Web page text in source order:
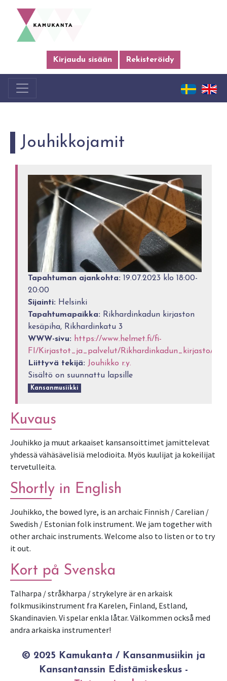
Kirjaudu sisään Rekisteröidy
Jouhikkojamit
Tapahtuman ajankohta: 19.07.2023 klo 18:00-
20:00
Sijainti: Helsinki
Tapahtumapaikka: Rikhardinkadun kirjaston
kesäpiha, Rikhardinkatu 3
WWW-sivu: https://www.helmet.fi/fi-
FI/Kirjastot_ja_palvelut/Rikhardinkadun_kirjasto/
Liittyvä tekijä: Jouhikko r.y.
Sisältö on suunnattu lapsille
Kansanmusiikki
Kuvaus
Jouhikko ja muut arkaaiset kansansoittimet jamittelevat
yhdessä vähäsävelisiä melodioita. Myös kuulijat ja kokeilijat
tervetulleita.
Shortly in English
Jouhikko, the bowed lyre, is an archaic Finnish / Carelian /
Swedish / Estonian folk instrument. We jam together with
other archaic instruments. Welcome also to listen or to try
it out.
Kort på Svenska
Talharpa / stråkharpa / strykelyre är en arkaisk
folkmusikinstrument fra Karelen, Finland, Estland,
Skandinavien. Vi spelar enkla låtar. Välkommen också med
andra arkaiska instrumenter!
© 2025 Kamukanta / Kansanmusiikin ja
Kansantanssin Edistämiskeskus -